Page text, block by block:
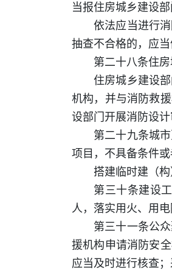
当报住房城乡建设
依法应当进行
抽查不合格的，应当
第二十八条住
住房城乡建设
机构，并与消防救
设部门开展消防设
第二十九条城
项目，不具备条件
搭建临时建（
第三十条建设
人，落实用火、用
第三十一条公
援机构申请消防安
应当及时进行核查